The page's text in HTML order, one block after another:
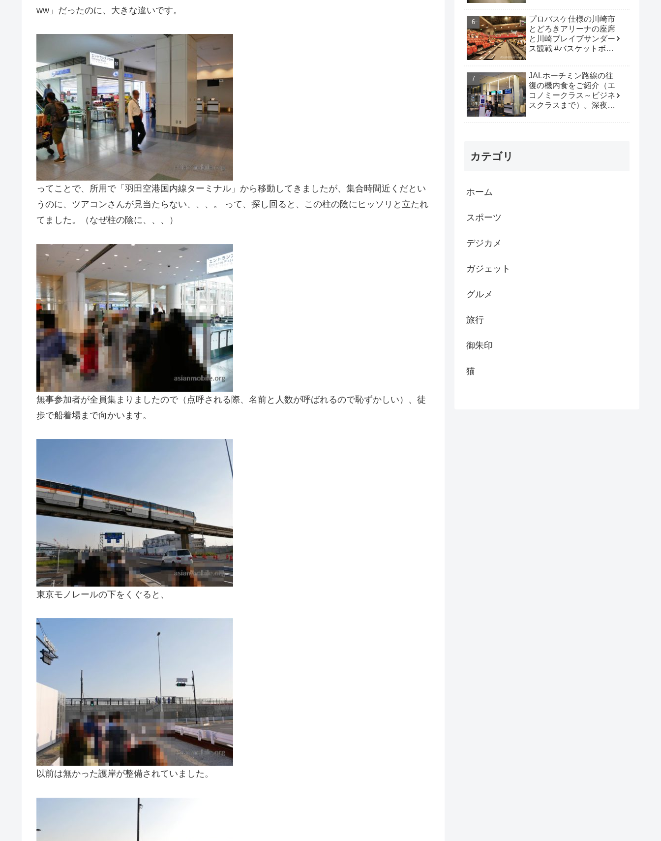
ww」だったのに、大きな違いです。
ってことで、所用で「羽田空港国内線ターミナル」から移動してきましたが、集合時間近くだとい
うのに、ツアコンさんが見当たらない、、、。 って、探し回ると、この柱の陰にヒッソリと立たれ
てました。（なぜ柱の陰に、、、）
無事参加者が全員集まりましたので（点呼される際、名前と人数が呼ばれるので恥ずかしい）、徒
歩で船着場まで向かいます。
東京モノレールの下をくぐると、
以前は無かった護岸が整備されていました。
プロバスケ仕様の川崎市
とどろきアリーナの座席
と川崎ブレイブサンダー
ス観戦 #バスケットボー
JALホーチミン路線の往
復の機内食をご紹介（エ
コノミークラス～ビジネ
スクラスまで）。深夜便
カテゴリ
ホーム
スポーツ
デジカメ
ガジェット
グルメ
旅行
御朱印
猫